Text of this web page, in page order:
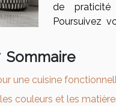
Sommaire
une cuisine
couleurs et les
de
Poursuivez